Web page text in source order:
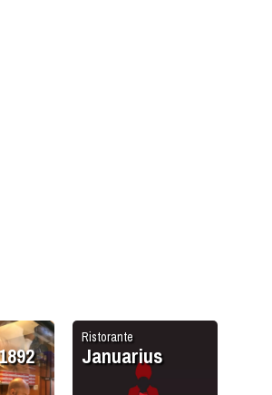
Ristorante
Januarius